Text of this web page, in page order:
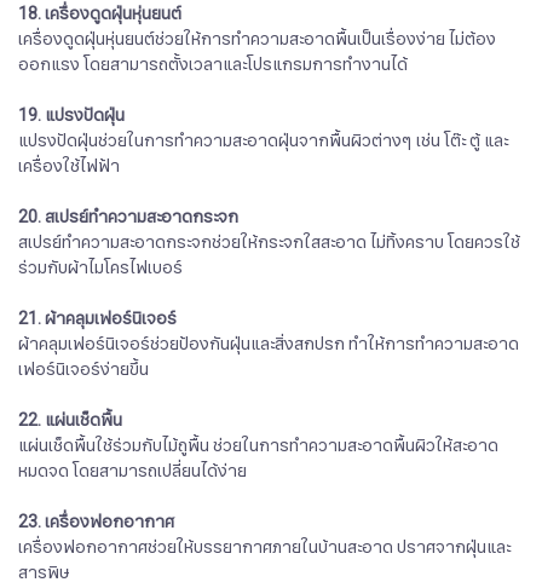
18. เครื่องดูดฝุ่นหุ่นยนต์
เครื่องดูดฝุ่นหุ่นยนต์ช่วยให้การทำความสะอาดพื้นเป็นเรื่องง่าย ไม่ต้อง
ออกแรง โดยสามารถตั้งเวลาและโปรแกรมการทำงานได้
19. แปรงปัดฝุ่น
แปรงปัดฝุ่นช่วยในการทำความสะอาดฝุ่นจากพื้นผิวต่างๆ เช่น โต๊ะ ตู้ และ
เครื่องใช้ไฟฟ้า
20. สเปรย์ทำความสะอาดกระจก
สเปรย์ทำความสะอาดกระจกช่วยให้กระจกใสสะอาด ไม่ทิ้งคราบ โดยควรใช้
ร่วมกับผ้าไมโครไฟเบอร์
21. ผ้าคลุมเฟอร์นิเจอร์
ผ้าคลุมเฟอร์นิเจอร์ช่วยป้องกันฝุ่นและสิ่งสกปรก ทำให้การทำความสะอาด
เฟอร์นิเจอร์ง่ายขึ้น
22. แผ่นเช็ดพื้น
แผ่นเช็ดพื้นใช้ร่วมกับไม้ถูพื้น ช่วยในการทำความสะอาดพื้นผิวให้สะอาด
หมดจด โดยสามารถเปลี่ยนได้ง่าย
23. เครื่องฟอกอากาศ
เครื่องฟอกอากาศช่วยให้บรรยากาศภายในบ้านสะอาด ปราศจากฝุ่นและ
สารพิษ